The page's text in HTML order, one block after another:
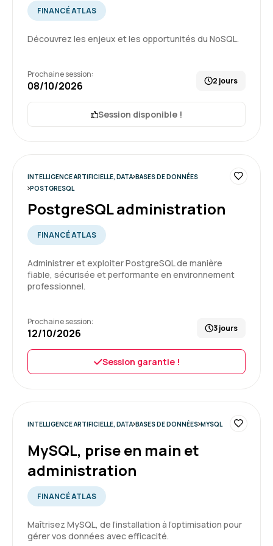
formations.
Formation : SQL : Les fondamentaux
Charles K. Le 26/06/2026
Un formateur a l'écoute qui s'adapte au rythme
MIRANDA F.
Plateforme simple et facile à utiliser.
Une communication efficace avec le candidat.
l'aise.
Formation : SQL : Les fondamentaux
Cedric G.
FINANCÉ ATLAS
Découvrez les enjeux et les opportunités du NoSQL.
Prochaine session:
08/10/2026 2 jours
Session disponible !
INTELLIGENCE ARTIFICIELLE, DATA BASES DE DONNÉES
POSTGRESQL
PostgreSQL administration
FINANCÉ ATLAS
Administrer et exploiter PostgreSQL de manière
fiable, sécurisée et performante en environnement
professionnel.
Prochaine session:
12/10/2026 3 jours
Session garantie !
INTELLIGENCE ARTIFICIELLE, DATA BASES DE DONNÉES MYSQL
MySQL, prise en main et
administration
FINANCÉ ATLAS
Maîtrisez MySQL, de l’installation à l’optimisation pour
gérer vos données avec efficacité.